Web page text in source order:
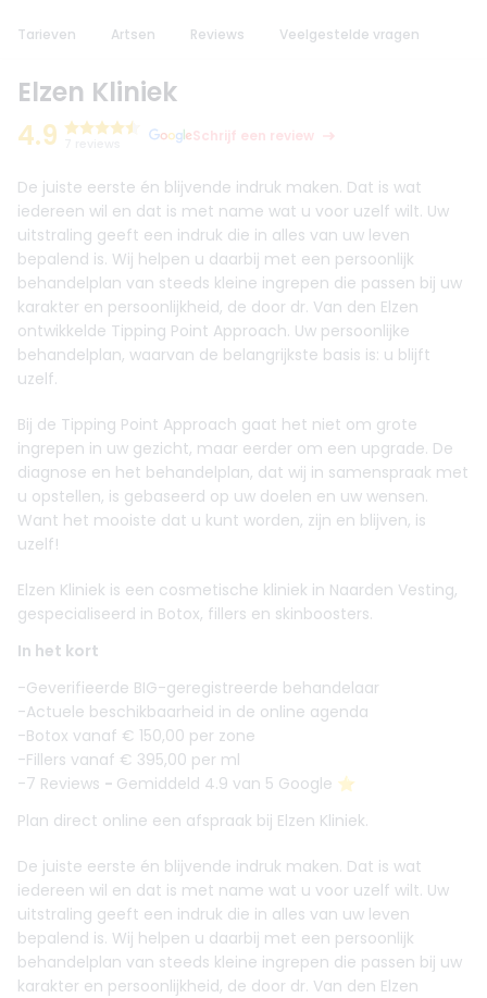
Tarieven Artsen Reviews Veelgestelde vragen
Elzen Kliniek
4.9
Schrijf een review
De juiste eerste én blijvende indruk maken. Dat is wat
iedereen wil en dat is met name wat u voor uzelf wilt. Uw
uitstraling geeft een indruk die in alles van uw leven
bepalend is. Wij helpen u daarbij met een persoonlijk
behandelplan van steeds kleine ingrepen die passen bij uw
karakter en persoonlijkheid, de door dr. Van den Elzen
ontwikkelde Tipping Point Approach. Uw persoonlijke
behandelplan, waarvan de belangrijkste basis is: u blijft
uzelf.
Bij de Tipping Point Approach gaat het niet om grote
ingrepen in uw gezicht, maar eerder om een upgrade. De
diagnose en het behandelplan, dat wij in samenspraak met
u opstellen, is gebaseerd op uw doelen en uw wensen.
Want het mooiste dat u kunt worden, zijn en blijven, is
uzelf!
Elzen Kliniek is een cosmetische kliniek in Naarden Vesting,
gespecialiseerd in Botox, fillers en skinboosters.
In het kort
-Geverifieerde BIG-geregistreerde behandelaar
-Actuele beschikbaarheid in de online agenda
-Botox vanaf € 150,00 per zone
-Fillers vanaf € 395,00 per ml
-7 Reviews - Gemiddeld 4.9 van 5 Google ⭐️
Plan direct online een afspraak bij Elzen Kliniek.
De juiste eerste én blijvende indruk maken. Dat is wat
iedereen wil en dat is met name wat u voor uzelf wilt. Uw
uitstraling geeft een indruk die in alles van uw leven
bepalend is. Wij helpen u daarbij met een persoonlijk
behandelplan van steeds kleine ingrepen die passen bij uw
karakter en persoonlijkheid, de door dr. Van den Elzen